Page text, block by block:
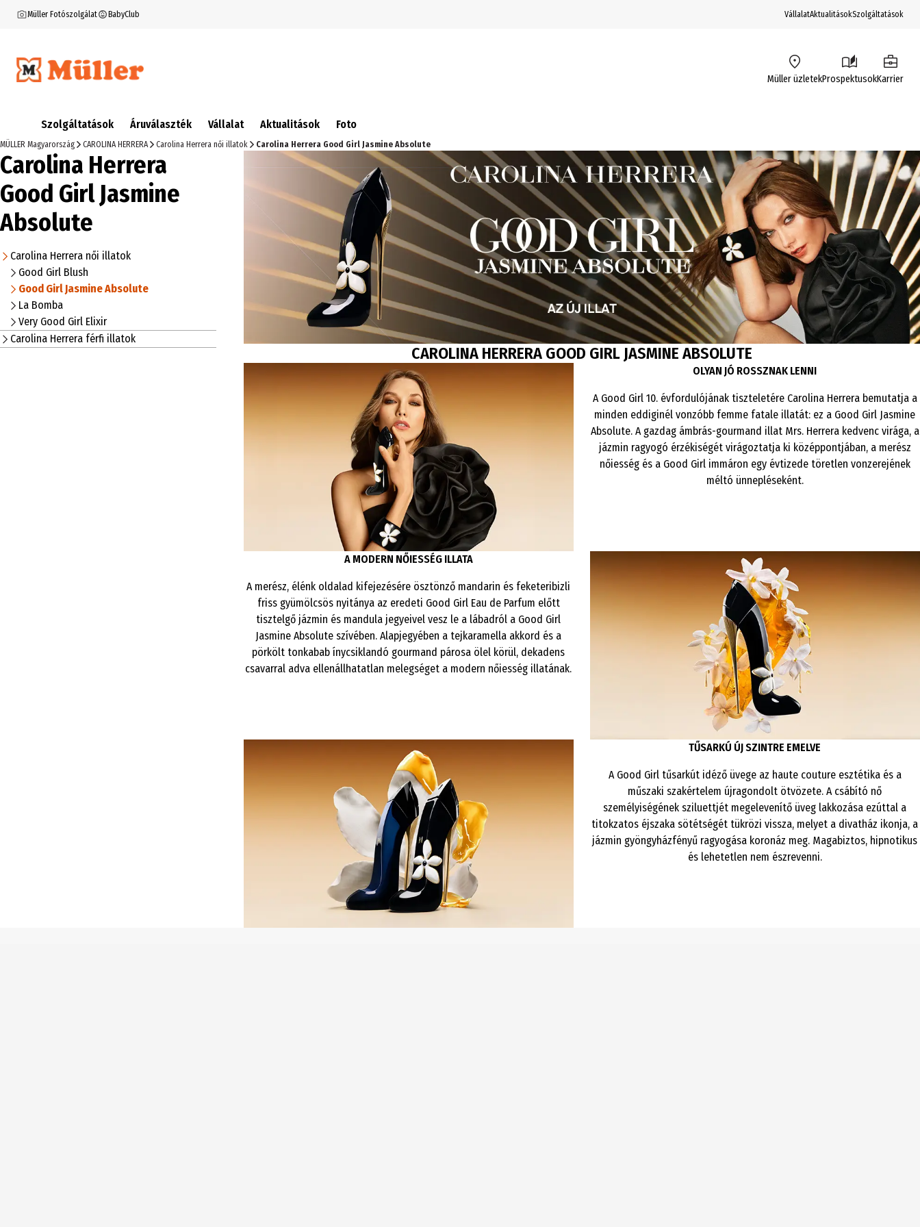
Müller Fotószolgálat BabyClub VállalatAktualitásokSzolgáltatások
Müller üzletekProspektusokKarrier
Szolgáltatások Áruválaszték Vállalat Aktualitások Foto
MÜLLER Magyarország CAROLINA HERRERA Carolina Herrera női illatok Carolina Herrera Good Girl Jasmine Absolute
Carolina Herrera
Good Girl Jasmine
Absolute
Carolina Herrera női illatok
Good Girl Blush
Good Girl Jasmine Absolute
La Bomba
Very Good Girl Elixir
Carolina Herrera férfi illatok
CAROLINA HERRERA GOOD GIRL JASMINE ABSOLUTE
OLYAN JÓ ROSSZNAK LENNI
A Good Girl 10. évfordulójának tiszteletére Carolina Herrera bemutatja a
minden eddiginél vonzóbb femme fatale illatát: ez a Good Girl Jasmine
Absolute. A gazdag ámbrás-gourmand illat Mrs. Herrera kedvenc virága, a
jázmin ragyogó érzékiségét virágoztatja ki középpontjában, a merész
nőiesség és a Good Girl immáron egy évtizede töretlen vonzerejének
méltó ünnepléseként.
A MODERN NŐIESSÉG ILLATA
A merész, élénk oldalad kifejezésére ösztönző mandarin és feketeribizli
friss gyümölcsös nyitánya az eredeti Good Girl Eau de Parfum előtt
tisztelgő jázmin és mandula jegyeivel vesz le a lábadról a Good Girl
Jasmine Absolute szívében. Alapjegyében a tejkaramella akkord és a
pörkölt tonkabab ínycsiklandó gourmand párosa ölel körül, dekadens
csavarral adva ellenállhatatlan melegséget a modern nőiesség illatának.
TŰSARKÚ ÚJ SZINTRE EMELVE
A Good Girl tűsarkút idéző üvege az haute couture esztétika és a
műszaki szakértelem újragondolt ötvözete. A csábító nő
személyiségének sziluettjét megelevenítő üveg lakkozása ezúttal a
titokzatos éjszaka sötétségét tükrözi vissza, melyet a divatház ikonja, a
jázmin gyöngyházfényű ragyogása koronáz meg. Magabiztos, hipnotikus
és lehetetlen nem észrevenni.